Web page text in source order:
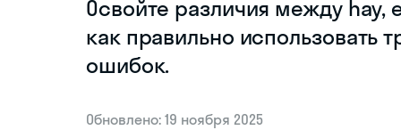
Освойте различия между hay,
как правильно использовать
ошибок.
Обновлено: 19 ноября 2025